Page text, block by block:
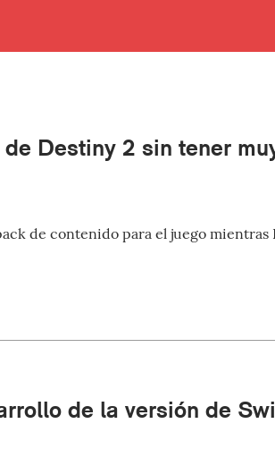
Destiny 2 sin tener
de contenido para el juego
de la versión de